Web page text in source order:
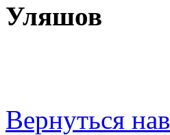
Уляшов
Вернуться